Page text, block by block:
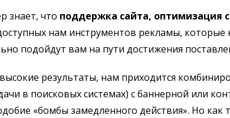
знает, что поддержка сайта, оптимизация
нам инструментов рекламы,
подойдут вам на пути достижения
результаты, нам приходится
в поисковых системах) с баннерной или
«бомбы замедленного действия». Но как